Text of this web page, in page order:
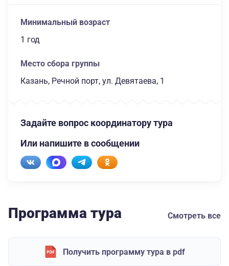
Минимальный возраст
1 год
Место сбора группы
Казань, Речной порт, ул. Девятаева, 1
Задайте вопрос координатору тура
Или напишите в сообщении
Программа тура Смотреть все
Получить программу тура в pdf